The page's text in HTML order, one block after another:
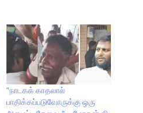
”நாடகக் காதலால்
பாதிக்கப்படுவோருக்கு ஒரு